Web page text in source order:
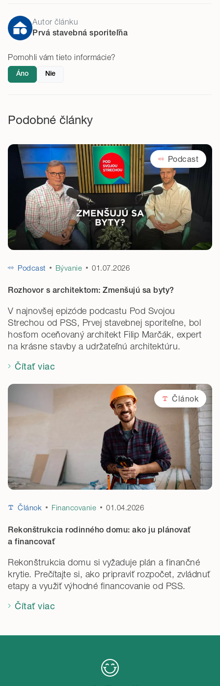
Autor článku
Prvá stavebná sporiteľňa
Pomohli vám tieto informácie?
Áno Nie
Podobné články
Podcast
Podcast Bývanie 01.07.2026
Rozhovor s architektom: Zmenšujú sa byty?
V najnovšej epizóde podcastu Pod Svojou
Strechou od PSS, Prvej stavebnej sporiteľne, bol
hosťom oceňovaný architekt Filip Marčák, expert
na krásne stavby a udržateľnú architektúru.
Čítať viac
Článok
Článok Financovanie 01.04.2026
Rekonštrukcia rodinného domu: ako ju plánovať
a financovať
Rekonštrukcia domu si vyžaduje plán a finančné
krytie. Prečítajte si, ako pripraviť rozpočet, zvládnuť
etapy a využiť výhodné financovanie od PSS.
Čítať viac